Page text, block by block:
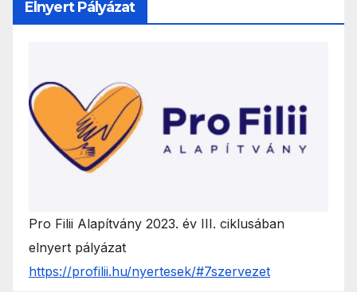
Elnyert Pályázat
Pro Filii Alapítvány 2023. év III. ciklusában
elnyert pályázat
https://profilii.hu/nyertesek/#7szervezet